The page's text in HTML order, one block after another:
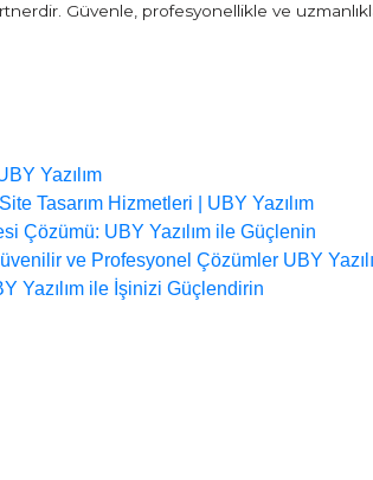
Güvenle, profesyonellikle ve
Yazılım
Tasarım Hizmetleri | UBY Yazılım
Çözümü: UBY Yazılım ile Güçlenin
ve Profesyonel Çözümler UBY
Yazılım ile İşinizi Güçlendirin